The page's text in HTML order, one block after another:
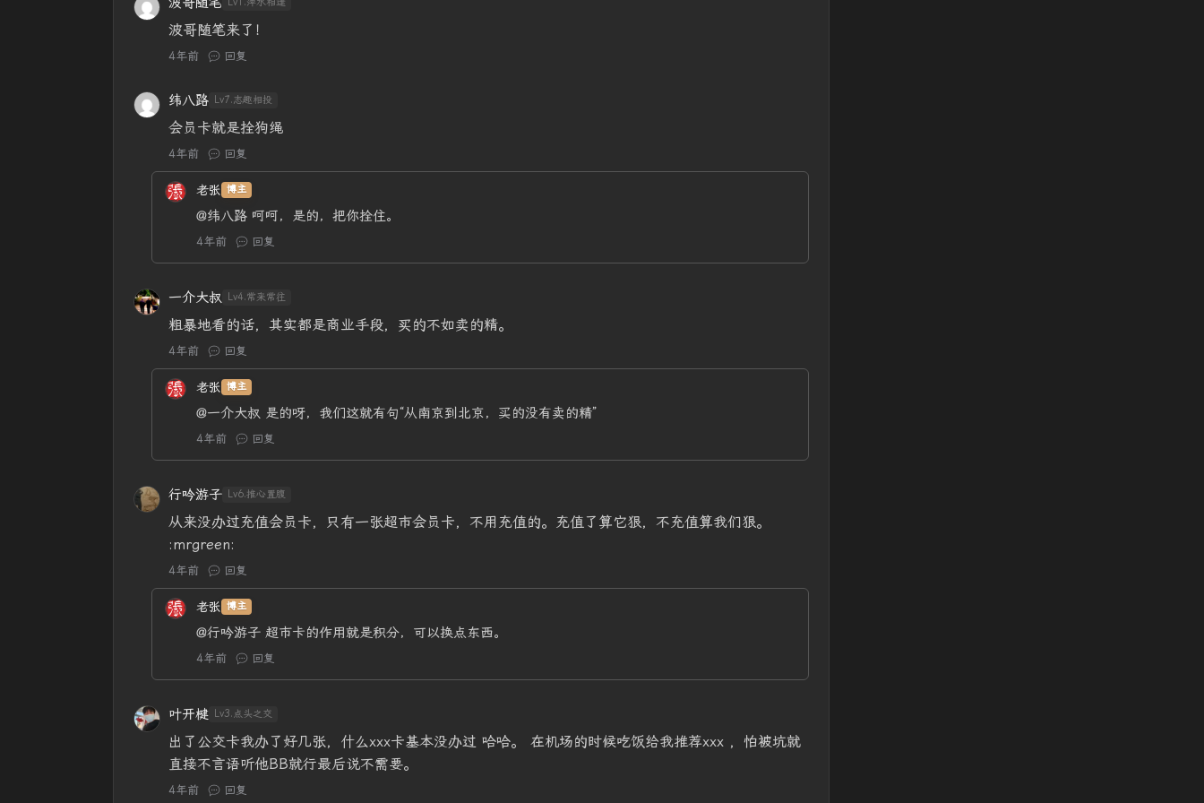
波哥随笔来了！
4年前 回复
纬八路 Lv7.志趣相投
会员卡就是拴狗绳
4年前 回复
老张 博主
@纬八路 呵呵，是的，把你拴住。
4年前 回复
一介大叔 Lv4.常来常往
粗暴地看的话，其实都是商业手段，买的不如卖的精。
4年前 回复
老张 博主
@一介大叔 是的呀，我们这就有句“从南京到北京，买的没有卖的精”
4年前 回复
行吟游子 Lv6.推心置腹
从来没办过充值会员卡，只有一张超市会员卡，不用充值的。充值了算它狠，不充值算我们狠。
:mrgreen:
4年前 回复
老张 博主
@行吟游子 超市卡的作用就是积分，可以换点东西。
4年前 回复
叶开楗 Lv3.点头之交
出了公交卡我办了好几张，什么xxx卡基本没办过 哈哈。 在机场的时候吃饭给我推荐xxx ，怕被坑就
直接不言语听他BB就行最后说不需要。
4年前 回复